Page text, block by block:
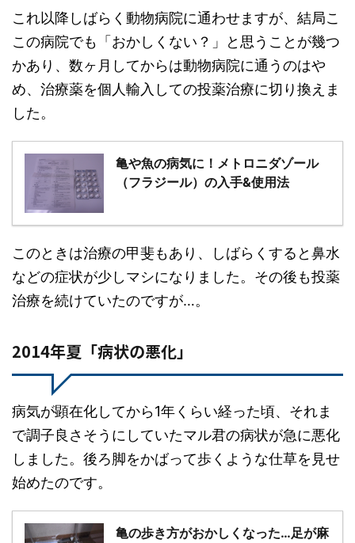
これ以降しばらく動物病院に通わせますが、結局こ
この病院でも「おかしくない？」と思うことが幾つ
かあり、数ヶ月してからは動物病院に通うのはや
め、治療薬を個人輸入しての投薬治療に切り換えま
した。
亀や魚の病気に！メトロニダゾール
（フラジール）の入手&使用法
このときは治療の甲斐もあり、しばらくすると鼻水
などの症状が少しマシになりました。その後も投薬
治療を続けていたのですが…。
2014年夏「病状の悪化」
病気が顕在化してから1年くらい経った頃、それま
で調子良さそうにしていたマル君の病状が急に悪化
しました。後ろ脚をかばって歩くような仕草を見せ
始めたのです。
亀の歩き方がおかしくなった…足が麻